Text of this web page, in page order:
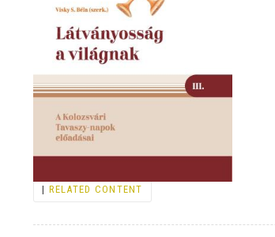
| RELATED CONTENT